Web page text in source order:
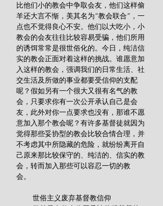
比他们小的教会中争取会友，他们这样偷
羊还大言不惭，美其名为“教会联合”，一
点也不觉得良心不安。他们以大吃小，小
教会的会友往往比较容易受骗，他们所用
的诱饵常常是很世俗化的。今日，纯洁信
实的教会正面对着这样的挑战。谁愿意加
入这样的教会，强调我们的日常生活、社
交生活及所做的事业都要受信仰的支配
呢？假如另有一个很大又很有名气的教
会，只要求你有一次公开承认自己是会
友，此外对你一点要求也没有，那谁不愿
意加入那个教会呢？有许多基督徒就因为
觉得那些妥协型的教会比较合情合理，并
不考虑其中所隐藏的危险，就纷纷离开自
己原来那比较保守的、纯洁的、信实的教
会，转而加入那些可以容忍一切的教
会。
        世俗主义废弃基督教信仰